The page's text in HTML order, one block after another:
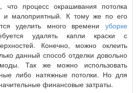
что процесс окрашивания потолка
и малоприятный. К тому же по его
уделить много времени уборке
удалять капли краски с
Конечно, можно оклеить
данный способ отделки довольно
Так же можно использовать
либо натяжные потолки. Но для
финансовые затраты.